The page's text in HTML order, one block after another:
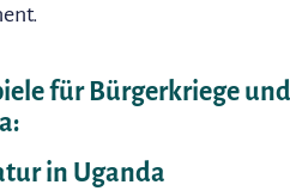
für Bürgerkriege
in Uganda